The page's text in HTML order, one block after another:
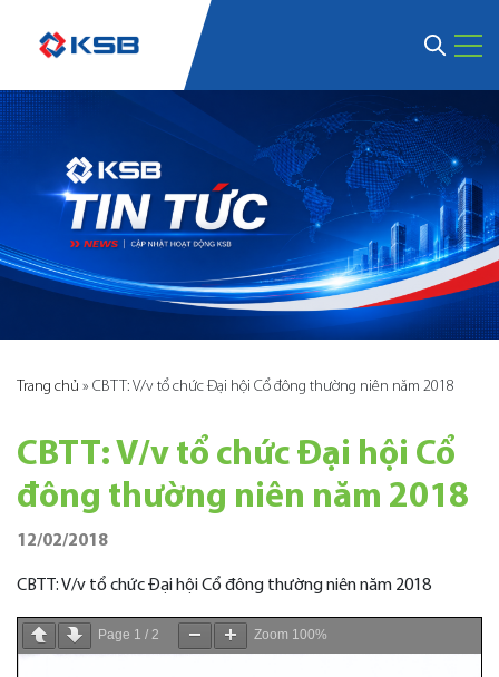
Trang chủ » CBTT: V/v tổ chức Đại hội Cổ đông thường niên năm 2018
CBTT: V/v tổ chức Đại hội Cổ
đông thường niên năm 2018
12/02/2018
CBTT: V/v tổ chức Đại hội Cổ đông thường niên năm 2018
Page 1 / 2 Zoom 100%